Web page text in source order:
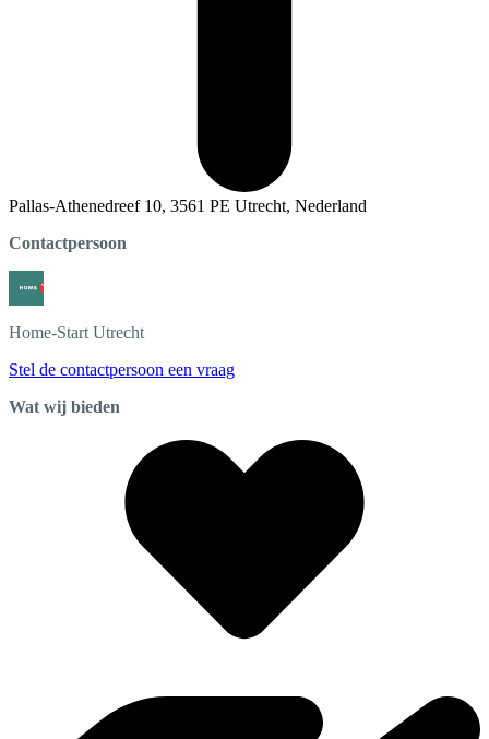
Pallas-Athenedreef 10, 3561 PE Utrecht, Nederland
Contactpersoon
Home-Start Utrecht
Stel de contactpersoon een vraag
Wat wij bieden